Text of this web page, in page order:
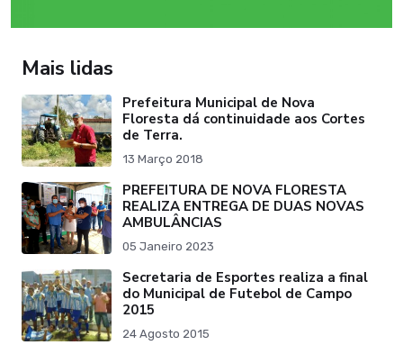
Mais lidas
Prefeitura Municipal de Nova
Floresta dá continuidade aos Cortes
de Terra.
13 Março 2018
PREFEITURA DE NOVA FLORESTA
REALIZA ENTREGA DE DUAS NOVAS
AMBULÂNCIAS
05 Janeiro 2023
Secretaria de Esportes realiza a final
do Municipal de Futebol de Campo
2015
24 Agosto 2015